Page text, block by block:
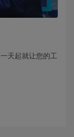
天起就让您的工